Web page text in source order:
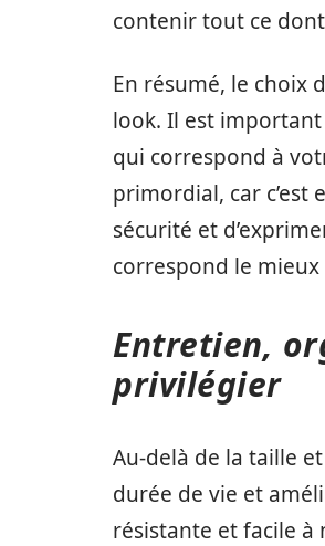
contenir tout ce
En résumé, le choix
look. Il est
qui correspond à
primordial, car
sécurité et
correspond le
Entretien,
privilégier
Au-delà de la taille
durée de vie et
résistante et facile